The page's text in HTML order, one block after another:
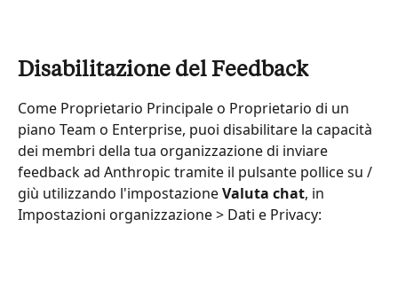
Disabilitazione del Feedback
Come Proprietario Principale o Proprietario di un
piano Team o Enterprise, puoi disabilitare la capacità
dei membri della tua organizzazione di inviare
feedback ad Anthropic tramite il pulsante pollice su /
giù utilizzando l'impostazione Valuta chat, in
Impostazioni organizzazione > Dati e Privacy: